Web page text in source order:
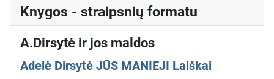
Knygos - straipsnių formatu
A.Dirsytė ir jos maldos
Adelė Dirsytė JŪS MANIEJI Laiškai